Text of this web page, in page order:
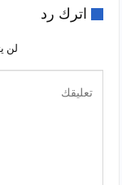
اترك رد
لن